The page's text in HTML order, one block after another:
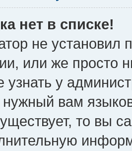
нет в списке!
не установил
или же просто
узнать у
нужный вам
то вы